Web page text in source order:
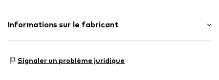
Coutures ton sur ton
Matériau : 100% Coton
Informations sur le fabricant
72555 Metzingen
Signaler un problème juridique